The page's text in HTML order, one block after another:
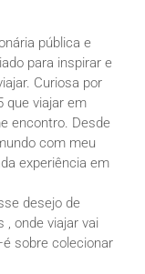
pública e
para inspirar e
Curiosa por
que viajar em
encontro. Desde
com meu
experiência em
desejo de
, onde viajar vai
sobre colecionar